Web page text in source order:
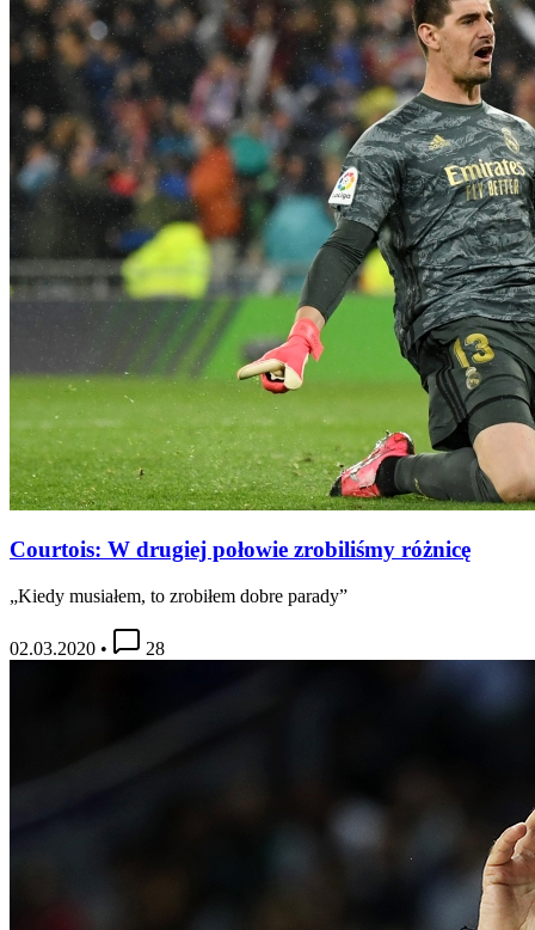
Courtois: W drugiej połowie zrobiliśmy różnicę
„Kiedy musiałem, to zrobiłem dobre parady”
02.03.2020 • 28